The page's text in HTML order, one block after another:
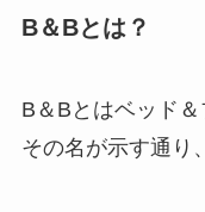
B＆Bとは？
B＆Bとはベッド＆
その名が示す通り